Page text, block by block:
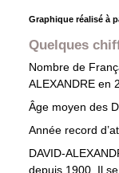
Graphique réalisé à
Quelques
Nombre de
ALEXANDRE en
Âge moyen des
Année record
DAVID-
depuis 1900. Il